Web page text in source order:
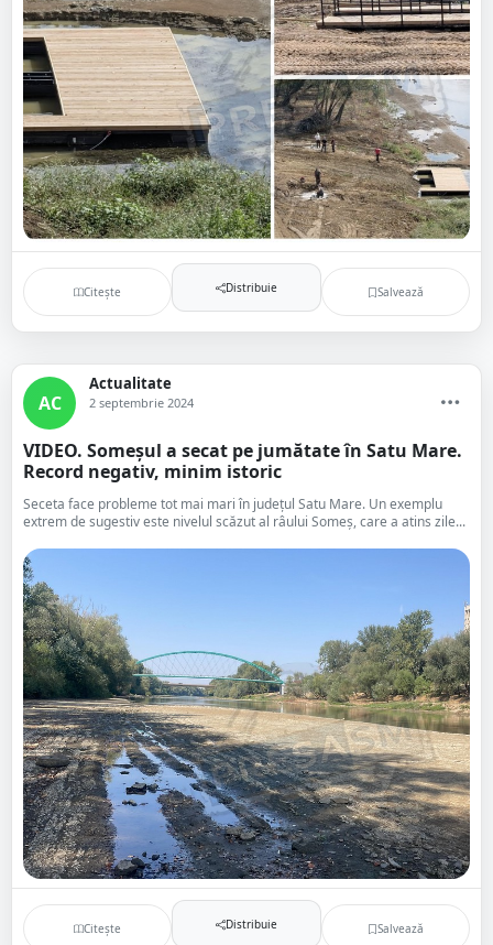
Citește Distribuie Salvează
AC
Actualitate
2 septembrie 2024
VIDEO. Someșul a secat pe jumătate în Satu Mare.
Record negativ, minim istoric
Seceta face probleme tot mai mari în județul Satu Mare. Un exemplu
extrem de sugestiv este nivelul scăzut al râului Someș, care a atins zile...
Citește Distribuie Salvează